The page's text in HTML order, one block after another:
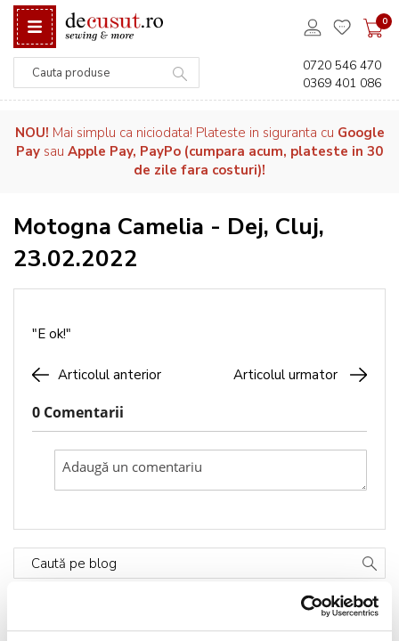
0
0720 546 470
0369 401 086
NOU! Mai simplu ca niciodata! Plateste in siguranta cu Google
Pay sau Apple Pay, PayPo (cumpara acum, plateste in 30
de zile fara costuri)!
Motogna Camelia - Dej, Cluj,
23.02.2022
"E ok!"
Articolul anterior Articolul urmator
0 Comentarii
Caută pe blog
Categorii